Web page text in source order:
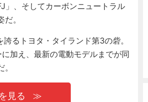
」、そしてカーボンニュートラル
。
るトヨタ・タイランド第3の砦。
加え、最新の電動モデルまでが同
見る